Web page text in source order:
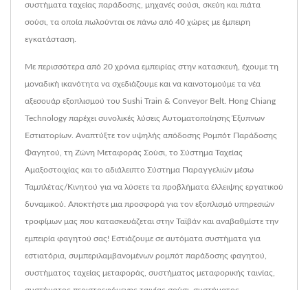
συστήματα ταχείας παράδοσης, μηχανές σούσι, σκεύη και πιάτα
σούσι, τα οποία πωλούνται σε πάνω από 40 χώρες με έμπειρη
εγκατάσταση.
Με περισσότερα από 20 χρόνια εμπειρίας στην κατασκευή, έχουμε τη
μοναδική ικανότητα να σχεδιάζουμε και να καινοτομούμε τα νέα
αξεσουάρ εξοπλισμού του Sushi Train & Conveyor Belt. Hong Chiang
Technology παρέχει συνολικές λύσεις Αυτοματοποίησης Έξυπνων
Εστιατορίων. Αναπτύξτε τον υψηλής απόδοσης Ρομπότ Παράδοσης
Φαγητού, τη Ζώνη Μεταφοράς Σούσι, το Σύστημα Ταχείας
Αμαξοστοιχίας και το αδιάλειπτο Σύστημα Παραγγελιών μέσω
Ταμπλέτας/Κινητού για να λύσετε τα προβλήματα έλλειψης εργατικού
δυναμικού. Αποκτήστε μια προσφορά για τον εξοπλισμό υπηρεσιών
τροφίμων μας που κατασκευάζεται στην Ταϊβάν και αναβαθμίστε την
εμπειρία φαγητού σας! Εστιάζουμε σε αυτόματα συστήματα για
εστιατόρια, συμπεριλαμβανομένων ρομπότ παράδοσης φαγητού,
συστήματος ταχείας μεταφοράς, συστήματος μεταφορικής ταινίας,